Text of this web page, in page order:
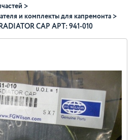
и комплекты для капремонта
CAP АРТ: 941-010